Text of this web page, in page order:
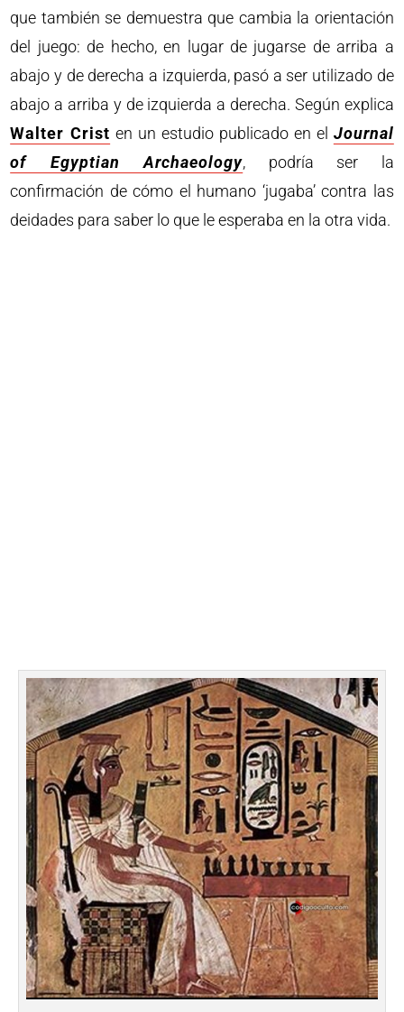
que también se demuestra que cambia la orientación
del juego: de hecho, en lugar de jugarse de arriba a
abajo y de derecha a izquierda, pasó a ser utilizado de
abajo a arriba y de izquierda a derecha. Según explica
Walter Crist en un estudio publicado en el Journal
of Egyptian Archaeology, podría ser la
confirmación de cómo el humano ‘jugaba’ contra las
deidades para saber lo que le esperaba en la otra vida.